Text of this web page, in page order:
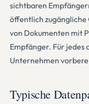
sichtbaren
öffentlich zugängliche
von Dokumenten mit
Empfänger. Für jedes
Unternehmen
Typische